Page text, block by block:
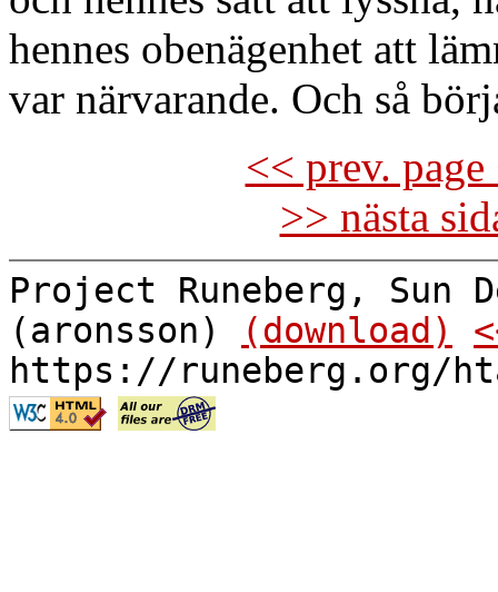
hennes obenägenhet att
var närvarande. Och så
<< prev.
>> nästa
Project Runeberg, Sun
(aronsson)
(download)
https://runeberg.org/